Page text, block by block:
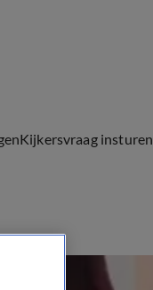
Kijkersvraag insturen